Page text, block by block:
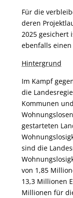
Für die
deren
2025 gesichert
ebenfalls
Hintergrund
Im Kampf
die
Kommunen
gestarteten
sind die
von 1,85
13,3 Millionen
Millionen für